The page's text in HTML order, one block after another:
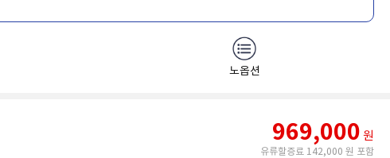
노옵션
969,000 원
유류할증료 142,000 원 포함